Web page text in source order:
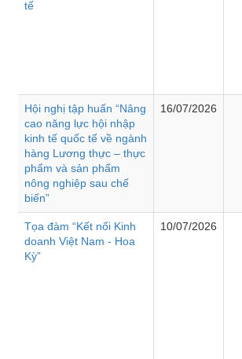
tế
Hội nghị tập huấn “Nâng
cao năng lực hội nhập
kinh tế quốc tế về ngành
hàng Lương thực – thực
phẩm và sản phẩm
nông nghiệp sau chế
biến”
16/07/2026
Tọa đàm “Kết nối Kinh
doanh Việt Nam - Hoa
Kỳ”
10/07/2026